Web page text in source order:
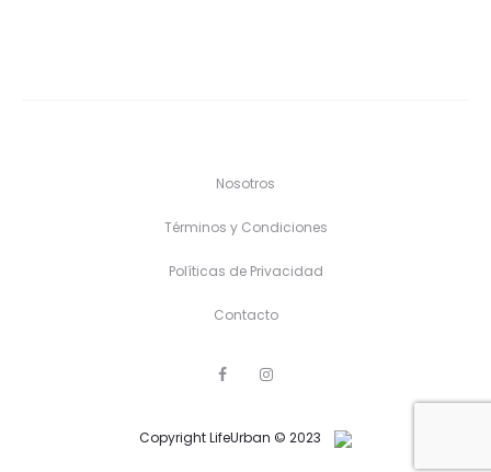
Nosotros
Términos y Condiciones
Políticas de Privacidad
Contacto
b
a
Copyright LifeUrban © 2023